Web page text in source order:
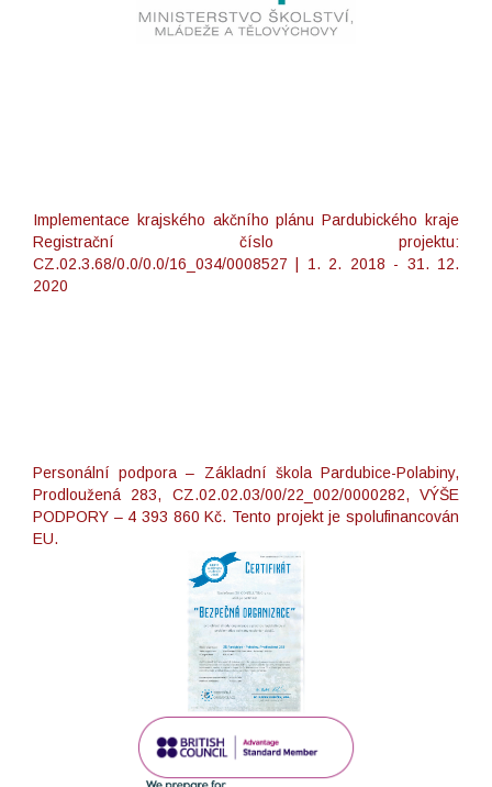
Implementace krajského akčního plánu Pardubického kraje
Registrační číslo projektu:
CZ.02.3.68/0.0/0.0/16_034/0008527 | 1. 2. 2018 - 31. 12.
2020
Personální podpora – Základní škola Pardubice-Polabiny,
Prodloužená 283, CZ.02.02.03/00/22_002/0000282, VÝŠE
PODPORY – 4 393 860 Kč. Tento projekt je spolufinancován
EU.